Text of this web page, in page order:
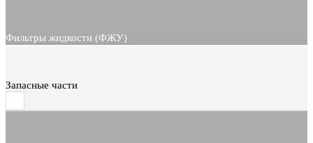
Фильтры жидкости (ФЖУ)
Запасные части